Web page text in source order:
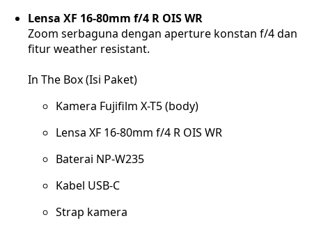
Lensa XF 16-80mm f/4 R OIS WR
Zoom serbaguna dengan aperture konstan f/4 dan
fitur weather resistant.
In The Box (Isi Paket)
Kamera Fujifilm X-T5 (body)
Lensa XF 16-80mm f/4 R OIS WR
Baterai NP-W235
Kabel USB-C
Strap kamera